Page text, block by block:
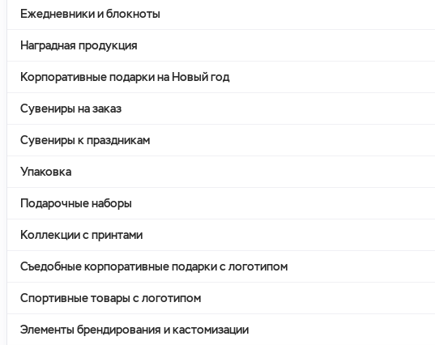
Ежедневники и блокноты
Наградная продукция
Корпоративные подарки на Новый год
Сувениры на заказ
Сувениры к праздникам
Упаковка
Подарочные наборы
Коллекции с принтами
Съедобные корпоративные подарки с логотипом
Спортивные товары с логотипом
Элементы брендирования и кастомизации